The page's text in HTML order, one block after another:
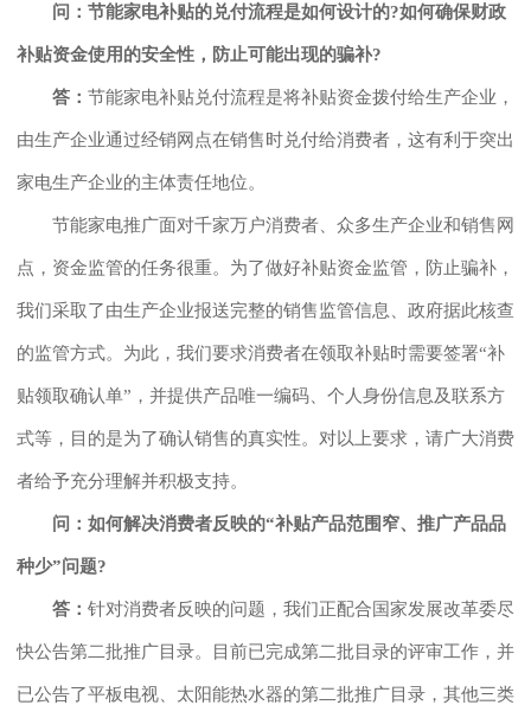
问：节能家电补贴的兑付流程是如何设计的?如何确保财政
补贴资金使用的安全性，防止可能出现的骗补?
答： 节能家电补贴兑付流程是将补贴资金拨付给生产企业，
由生产企业通过经销网点在销售时兑付给消费者，这有利于突出
家电生产企业的主体责任地位。
节能家电推广面对千家万户消费者、众多生产企业和销售网
点，资金监管的任务很重。为了做好补贴资金监管，防止骗补，
我们采取了由生产企业报送完整的销售监管信息、政府据此核查
的监管方式。为此，我们要求消费者在领取补贴时需要签署“补
贴领取确认单”，并提供产品唯一编码、个人身份信息及联系方
式等，目的是为了确认销售的真实性。对以上要求，请广大消费
者给予充分理解并积极支持。
问：如何解决消费者反映的“补贴产品范围窄、推广产品品
种少”问题?
答： 针对消费者反映的问题，我们正配合国家发展改革委尽
快公告第二批推广目录。目前已完成第二批目录的评审工作，并
已公告了平板电视、太阳能热水器的第二批推广目录，其他三类